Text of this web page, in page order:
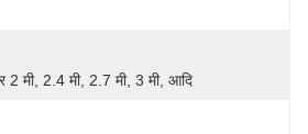
मी, 2.4 मी, 2.7 मी, 3 मी, आदि